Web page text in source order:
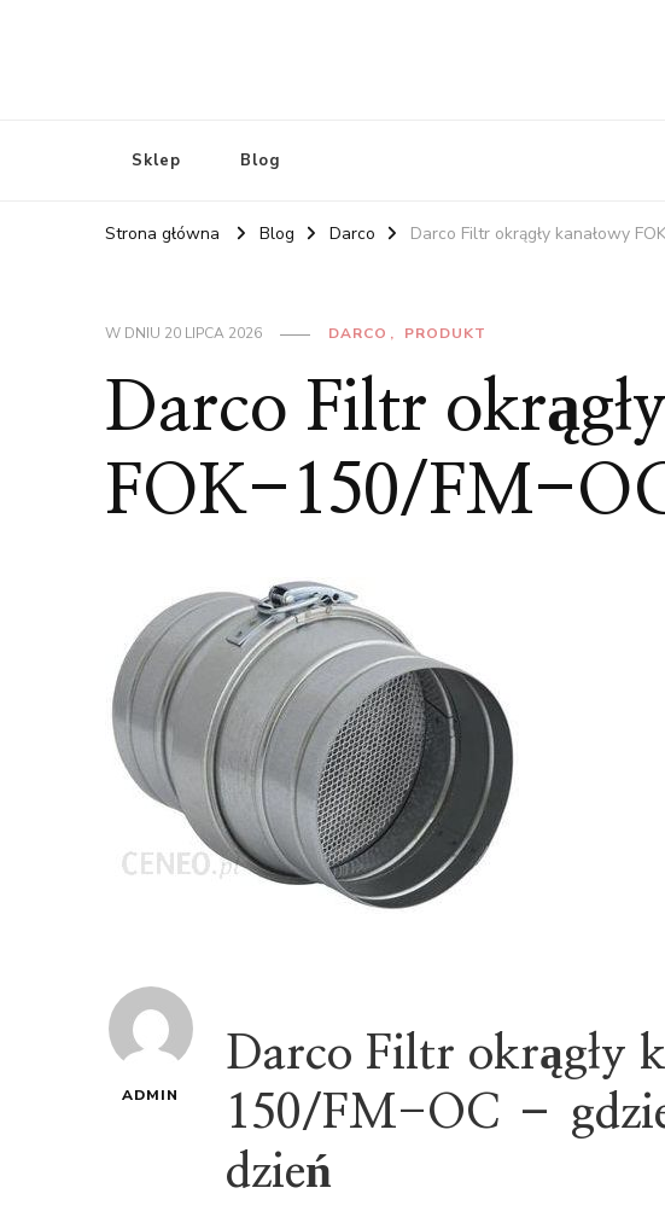
Sklep Blog
Strona główna Blog Darco Darco Filtr okrągły kanałowy
W DNIU 20 LIPCA 2026 DARCO PRODUKT
Darco Filtr
FOK-150/FM-
ADMIN
Darco Filtr okrągły
150/FM-OC –
dzień